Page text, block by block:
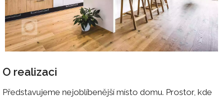
O realizaci
Představujeme nejoblíbenější místo domu. Prostor, kde